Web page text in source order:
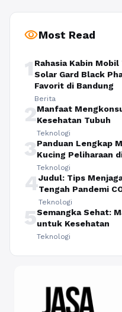
visibilityMost Read
1 Rahasia Kabin
Solar Gard Black
Favorit di Bandung
Berita
2Manfaat
Kesehatan Tubuh
Teknologi
3Panduan Lengkap
Kucing Peliharaan
Teknologi
4Judul: Tips
Tengah Pandemi
Teknologi
5Semangka Sehat:
untuk Kesehatan
Teknologi